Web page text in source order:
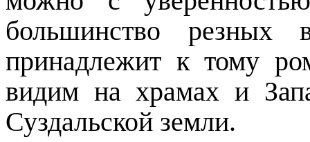
большинство резных
принадлежит к тому
видим на храмах и
Суздальской земли.